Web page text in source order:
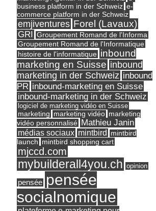
business platform in der Schweiz e-
commerce platform in der Schweiz
emjiventures Forel (Lavaux)
GRI Groupement Romand de l'Informa
Groupement Romand de l'Informatique
histoire de l'informatique inbound
marketing en Suisse inbound
marketing in der Schweiz inbound
PR inbound-marketing en Suisse
inbound-marketing in der Schweiz
logiciel de marketing vidéo en Suisse
marketing marketing vidéo marketing
vidéo personnalisé Mathieu Janin
médias sociaux mintbird
mintbird
launch mintbird shopping cart
mjccd.com
mybuilderall4you.ch opinion
pensée pensée
socialnomique